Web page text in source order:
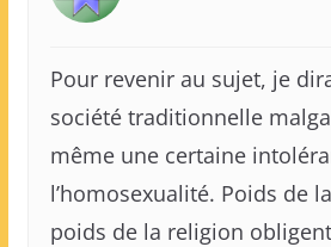
Pour revenir au sujet, je
société traditionnelle
même une certaine
l’homosexualité. Poids de
poids de la religion